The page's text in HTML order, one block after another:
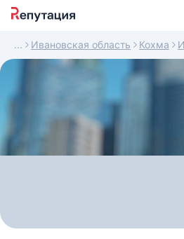
Ивановская область Кохма